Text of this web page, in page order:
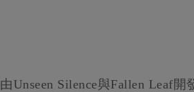
由Unseen Silence與Fallen Leaf開